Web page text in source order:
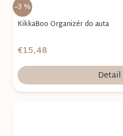
–3 %
KikkaBoo Organizér do auta
€15,48
Detail